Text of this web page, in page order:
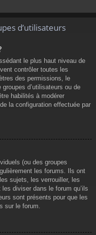
d’utilisateurs
le plus haut niveau de
contrôler toutes les
des permissions, le
d’utilisateurs ou de
habilités à modérer
la configuration effectuée par
(ou des groupes
les forums. Ils ont
sujets, les verrouiller, les
diviser dans le forum qu’ils
sont présents pour que les
sur le forum.